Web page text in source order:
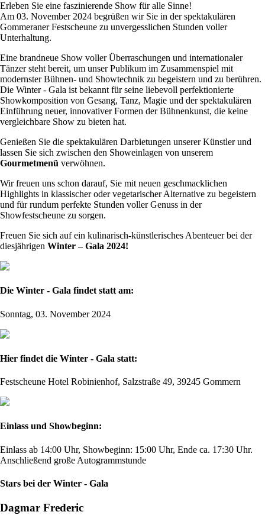
Erleben Sie eine faszinierende Show für alle Sinne!
Am 03. November 2024 begrüßen wir Sie in der spektakulären
Gommeraner Festscheune zu unvergesslichen Stunden voller
Unterhaltung.
Eine brandneue Show voller Überraschungen und internationaler
Tänzer steht bereit, um unser Publikum im Zusammenspiel mit
modernster Bühnen- und Showtechnik zu begeistern und zu berühren.
Die Winter - Gala ist bekannt für seine liebevoll perfektionierte
Showkomposition von Gesang, Tanz, Magie und der spektakulären
Einführung neuer, innovativer Formen der Bühnenkunst, die keine
vergleichbare Show zu bieten hat.
Genießen Sie die spektakulären Darbietungen unserer Künstler und
lassen Sie sich zwischen den Showeinlagen von unserem
Gourmetmenü verwöhnen.
Wir freuen uns schon darauf, Sie mit neuen geschmacklichen
Highlights in klassischer oder vegetarischer Alternative zu begeistern
und für rundum perfekte Stunden voller Genuss in der
Showfestscheune zu sorgen.
Freuen Sie sich auf ein kulinarisch-künstlerisches Abenteuer bei der
diesjährigen Winter – Gala 2024!
Die Winter - Gala findet statt am:
Sonntag, 03. November 2024
Hier findet die Winter - Gala statt:
Festscheune Hotel Robinienhof, Salzstraße 49, 39245 Gommern
Einlass und Showbeginn:
Einlass ab 14:00 Uhr, Showbeginn: 15:00 Uhr, Ende ca. 17:30 Uhr.
Anschließend große Autogrammstunde
Stars bei der Winter - Gala
Dagmar Frederic